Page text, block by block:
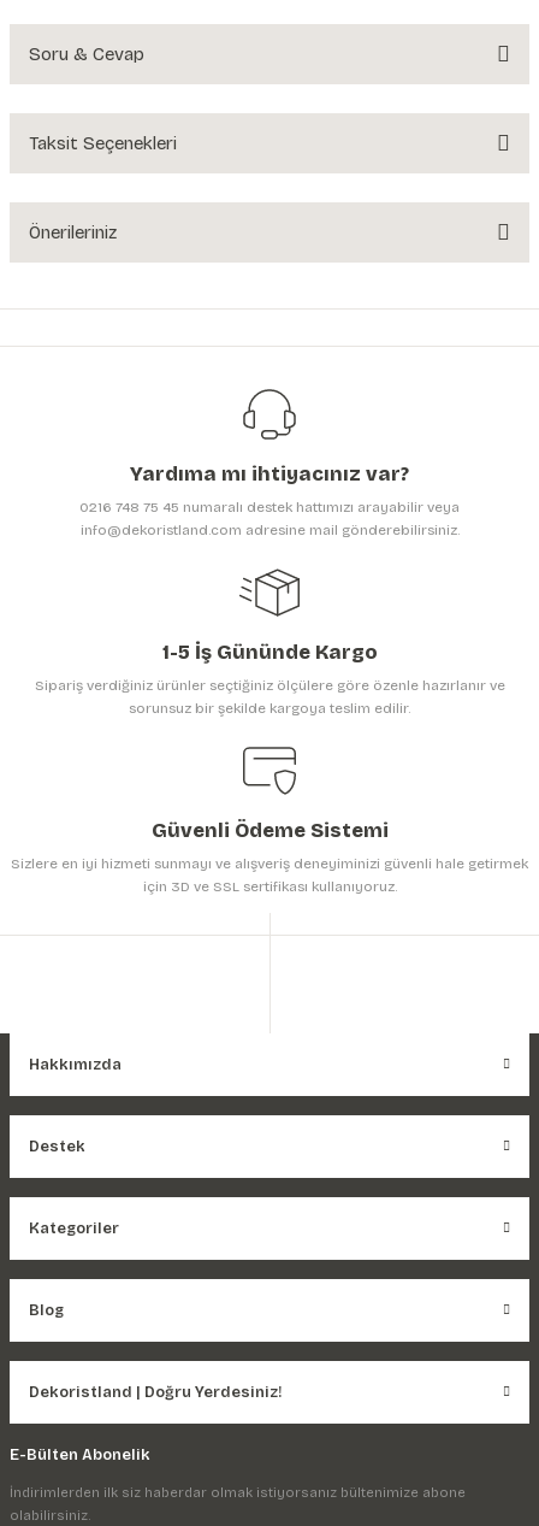
Soru & Cevap
Ürün hakkında henüz soru sorulmamış.
Taksit Seçenekleri
Önerileriniz
yetersiz gördüğünüz noktaları öneri formunu kullanarak tarafımıza
Görüş ve önerileriniz için teşekkür ederiz.
Ürün resmi kalitesiz, bozuk veya görüntülenemiyor.
Ürün bilgilerinde hatalar bulunuyor.
Gönder
Yardıma mı ihtiyacınız var?
0216 748 75 45 numaralı destek hattımızı arayabilir veya
info@dekoristland.com adresine mail gönderebilirsiniz.
1-5 İş Gününde Kargo
Sipariş verdiğiniz ürünler seçtiğiniz ölçülere göre özenle hazırlanır ve
sorunsuz bir şekilde kargoya teslim edilir.
Güvenli Ödeme Sistemi
Sizlere en iyi hizmeti sunmayı ve alışveriş deneyiminizi güvenli hale getirmek
için 3D ve SSL sertifikası kullanıyoruz.
Hakkımızda
Destek
Kategoriler
Blog
Dekoristland | Doğru Yerdesiniz!
E-Bülten Abonelik
İndirimlerden ilk siz haberdar olmak istiyorsanız bültenimize abone
olabilirsiniz.